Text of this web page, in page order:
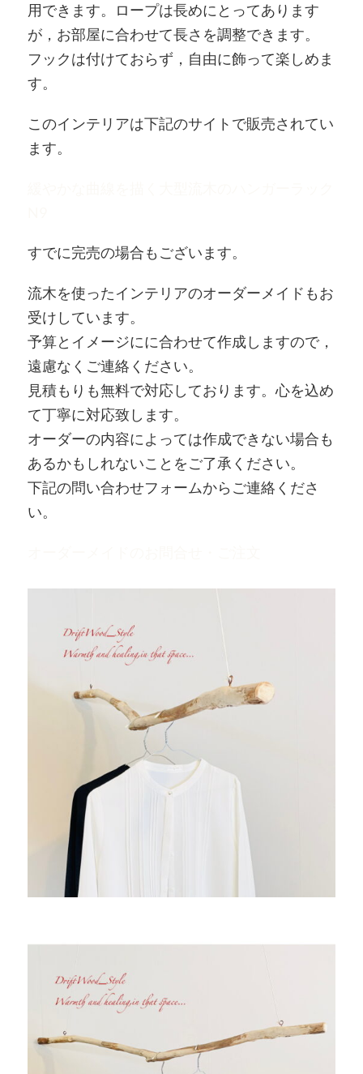
用できます。ロープは長めにとってあります
が，お部屋に合わせて長さを調整できます。
フックは付けておらず，自由に飾って楽しめま
す。
このインテリアは下記のサイトで販売されてい
ます。
すでに完売の場合もございます。
流木を使ったインテリアのオーダーメイドもお
受けしています。
予算とイメージにに合わせて作成しますので，
遠慮なくご連絡ください。
見積もりも無料で対応しております。心を込め
て丁寧に対応致します。
オーダーの内容によっては作成できない場合も
あるかもしれないことをご了承ください。
下記の問い合わせフォームからご連絡くださ
い。